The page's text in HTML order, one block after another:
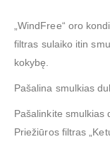
„WindFree“ oro
filtras sulaiko itin
kokybę.
Pašalina smulkias
Pašalinkite smulkias
Priežiūros filtras